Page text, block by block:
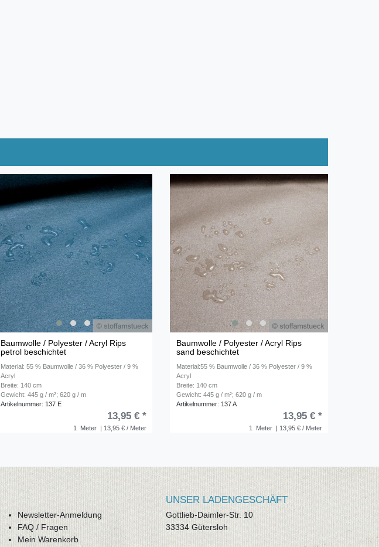
Baumwolle / Polyester / Acryl Rips
petrol beschichtet
Material: 55 % Baumwolle / 36 % Polyester / 9 %
Acryl
Breite: 140 cm
Gewicht: 445 g / m²; 620 g / m
Artikelnummer: 137 E
1 Meter | 13,95 € / Meter
13,95 € *
Baumwolle / Polyester / Acryl Rips
sand beschichtet
Material:55 % Baumwolle / 36 % Polyester / 9 %
Acryl
Breite: 140 cm
Gewicht: 445 g / m²; 620 g / m
Artikelnummer: 137 A
1 Meter | 13,95 € / Meter
13,95 € *
Newsletter-Anmeldung
FAQ / Fragen
Mein Warenkorb
UNSER LADENGESCHÄFT
Gottlieb-Daimler-Str. 10
33334 Gütersloh